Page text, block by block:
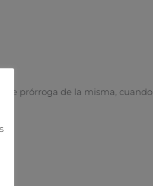
de prórroga de la misma, cuando